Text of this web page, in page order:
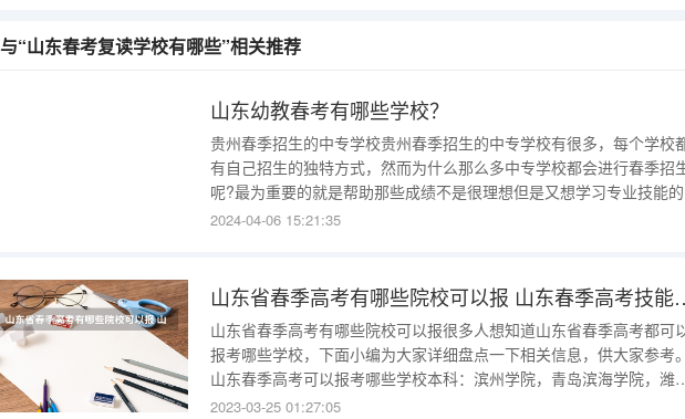
与“山东春考复读学校有哪些”相关推荐
山东幼教春考有哪些学校？
贵州春季招生的中专学校贵州春季招生的中专学校有很多，每个学校
有自己招生的独特方式，然而为什么那么多中专学校都会进行春季招
呢?最为重要的就是帮助那些成绩不是很理想但是又想学习专业技能
学们做为考虑，降低学校的招生要求帮助更多的同学进入学校完成学
2024-04-06 15:21:35
山东省春季高考有
山东省春季高考有哪些院校可以报很多人想知道山东省春季高考都可
报考哪些学校，下面小编为大家详细盘点一下相关信息，供大家参考
山东春季高考可以报考哪些学校本科：滨州学院，青岛滨海学院，潍
学院，烟台南山学院，青岛大学，山东英才学院，山东现代学院，山
2023-03-25 01:27:05